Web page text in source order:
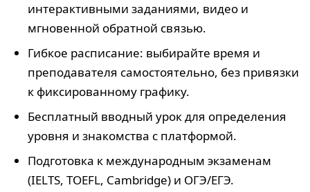
интерактивными заданиями, видео и
мгновенной обратной связью.
Гибкое расписание: выбирайте время и
преподавателя самостоятельно, без привязки
к фиксированному графику.
Бесплатный вводный урок для определения
уровня и знакомства с платформой.
Подготовка к международным экзаменам
(IELTS, TOEFL, Cambridge) и ОГЭ/ЕГЭ.